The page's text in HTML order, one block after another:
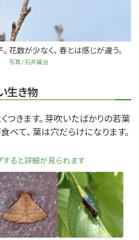
花数が少なく、 春とは感じが違う。
写真 / 石井誠治
生き物
つきます。 芽吹いたばかりの若葉
べて、 葉は穴だらけになります。
すると詳細が見られます